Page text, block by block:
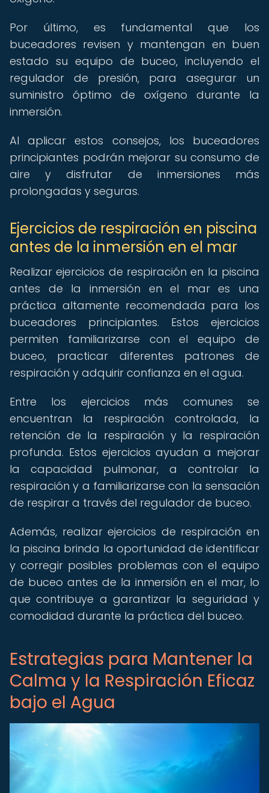
Por último, es fundamental que los
buceadores revisen y mantengan en buen
estado su equipo de buceo, incluyendo el
regulador de presión, para asegurar un
suministro óptimo de oxígeno durante la
inmersión.
Al aplicar estos consejos, los buceadores
principiantes podrán mejorar su consumo de
aire y disfrutar de inmersiones más
prolongadas y seguras.
Ejercicios de respiración en piscina
antes de la inmersión en el mar
Realizar ejercicios de respiración en la piscina
antes de la inmersión en el mar es una
práctica altamente recomendada para los
buceadores principiantes. Estos ejercicios
permiten familiarizarse con el equipo de
buceo, practicar diferentes patrones de
respiración y adquirir confianza en el agua.
Entre los ejercicios más comunes se
encuentran la respiración controlada, la
retención de la respiración y la respiración
profunda. Estos ejercicios ayudan a mejorar
la capacidad pulmonar, a controlar la
respiración y a familiarizarse con la sensación
de respirar a través del regulador de buceo.
Además, realizar ejercicios de respiración en
la piscina brinda la oportunidad de identificar
y corregir posibles problemas con el equipo
de buceo antes de la inmersión en el mar, lo
que contribuye a garantizar la seguridad y
comodidad durante la práctica del buceo.
Estrategias para Mantener la
Calma y la Respiración Eficaz
bajo el Agua